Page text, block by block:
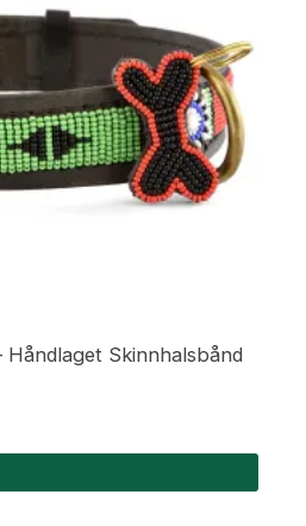
Håndlaget Skinnhalsbånd